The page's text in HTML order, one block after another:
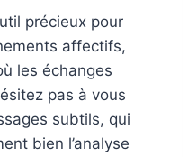
précieux pour
affectifs,
les échanges
pas à vous
subtils, qui
bien l’analyse